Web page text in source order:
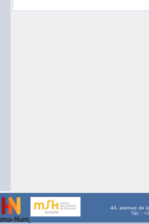
44, avenue de
Tél. :